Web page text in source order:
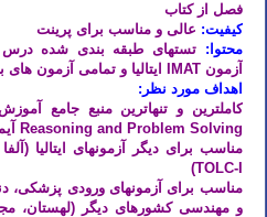
فصل از کتاب
کیفیت: عالی و مناسب برای پرینت
محتوا: تستهای طبقه بندی شده درس
آزمون IMAT ایتالیا و تمامی آزمون های بین المللی
اهداف مورد نظر:
Reasoning and Problem Solving آیمت ایتالیا
TOLC-I)
مناسب برای آزمونهای ورودی پزشکی،
و مهندسی کشورهای دیگر (لهستان،